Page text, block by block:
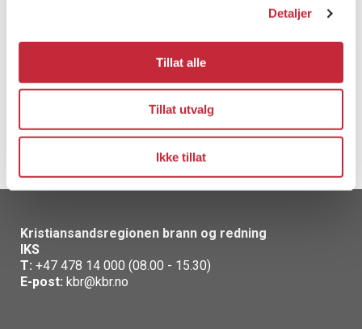
Detaljer
Tillat alle
Tillat utvalg
Ikke tillat
Spørsmål om brannvernuka:
Kristin Føreland
: 905 85 505
Kristiansandsregionen brann og redning
IKS
T: +47 478 14 000 (08.00 - 15.30)
E-post: kbr@kbr.no